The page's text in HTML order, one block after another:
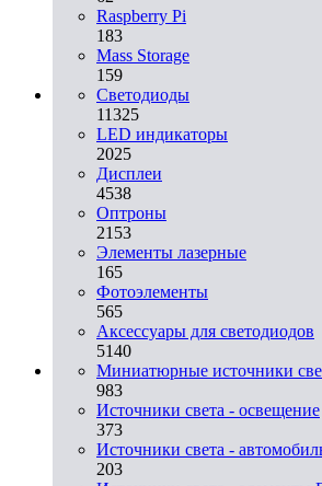
Raspberry Pi
183
Mass Storage
159
Светодиоды
11325
LED индикаторы
2025
Дисплеи
4538
Оптроны
2153
Элементы лазерные
165
Фотоэлементы
565
Аксессуары для светодиодов
5140
Миниатюрные источники
983
Источники света - освещение
373
Источники света -
203